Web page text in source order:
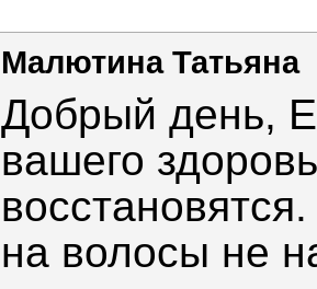
Малютина Татьяна
Добрый день,
вашего
на волосы не